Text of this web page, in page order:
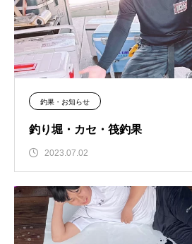
釣果・お知らせ
釣り堀・カセ・筏釣果
2023.07.02